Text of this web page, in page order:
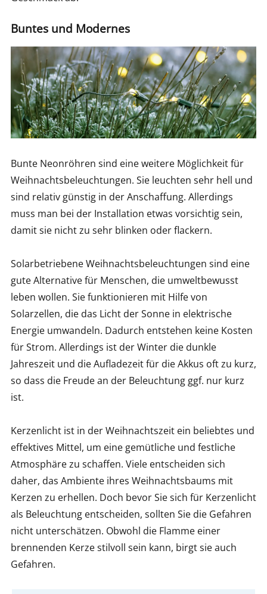
Buntes und Modernes
Bunte Neonröhren sind eine weitere Möglichkeit für
Weihnachtsbeleuchtungen. Sie leuchten sehr hell und
sind relativ günstig in der Anschaffung. Allerdings
muss man bei der Installation etwas vorsichtig sein,
damit sie nicht zu sehr blinken oder flackern.
Solarbetriebene Weihnachtsbeleuchtungen sind eine
gute Alternative für Menschen, die umweltbewusst
leben wollen. Sie funktionieren mit Hilfe von
Solarzellen, die das Licht der Sonne in elektrische
Energie umwandeln. Dadurch entstehen keine Kosten
für Strom. Allerdings ist der Winter die dunkle
Jahreszeit und die Aufladezeit für die Akkus oft zu kurz,
so dass die Freude an der Beleuchtung ggf. nur kurz
ist.
Kerzenlicht ist in der Weihnachtszeit ein beliebtes und
effektives Mittel, um eine gemütliche und festliche
Atmosphäre zu schaffen. Viele entscheiden sich
daher, das Ambiente ihres Weihnachtsbaums mit
Kerzen zu erhellen. Doch bevor Sie sich für Kerzenlicht
als Beleuchtung entscheiden, sollten Sie die Gefahren
nicht unterschätzen. Obwohl die Flamme einer
brennenden Kerze stilvoll sein kann, birgt sie auch
Gefahren.